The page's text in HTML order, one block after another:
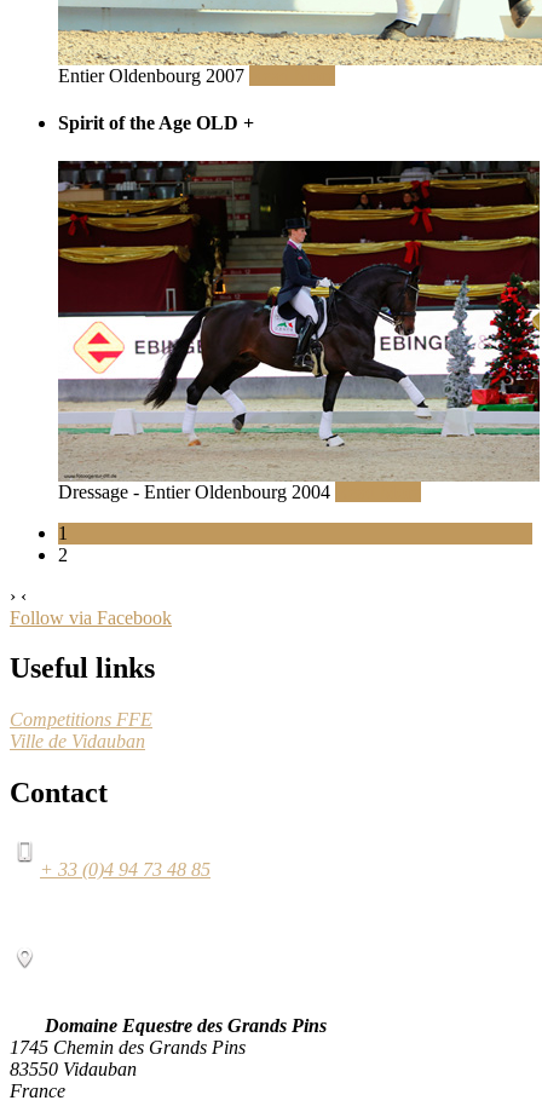
Entier Oldenbourg 2007
Spirit of the Age OLD +
Dressage - Entier Oldenbourg 2004
1
2
› ‹
Follow via Facebook
Useful links
Competitions FFE
Ville de Vidauban
Contact
+ 33 (0)4 94 73 48 85
Domaine Equestre des Grands Pins
1745 Chemin des Grands Pins
83550 Vidauban
France